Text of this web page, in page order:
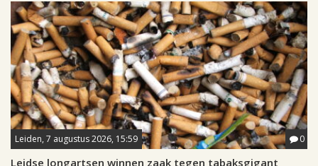
Leiden, 7 augustus 2026, 15:59 0
Leidse longartsen winnen zaak tegen tabaksgigant